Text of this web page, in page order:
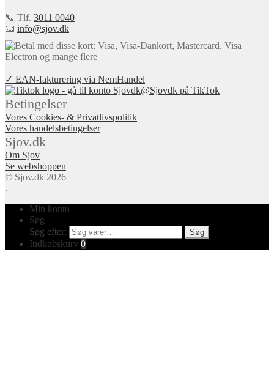
📞 Tlf. 3011 0040
📧 info@sjov.dk
✓ EAN-fakturering via NemHandel
@Sjovdk på TikTok
Betingelser
Vores Cookies- & Privatlivspolitik
Vores handelsbetingelser
Sjov.dk
Om Sjov
Se webshoppen
© Sjov.dk 2026
.
Min konto
Søg
Søg efter:
Søg
Indkøbskurv 0